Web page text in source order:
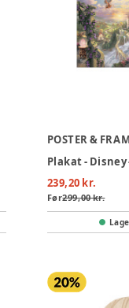
POSTER &
239,20 kr.
Før299,00 kr.